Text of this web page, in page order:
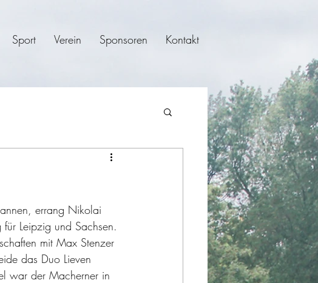
Sport Verein Sponsoren Kontakt
errang Nikolai
Leipzig und Sachsen.
mit Max Stenzer
das Duo Lieven
war der Macherner in